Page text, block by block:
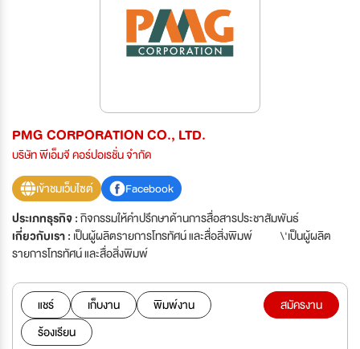
PMG CORPORATION CO., LTD.
บริษัท พีเอ็มจี คอร์ปอเรชั่น จำกัด
เข้าชมเว็บไซต์
Facebook
ประเภทธุรกิจ :กิจกรรมให้คำปรึกษาด้านการสื่อสารประชาสัมพันธ์
เกี่ยวกับเรา : เป็นผู้ผลิตรายการโทรทัศน์ และสื่อสิ่งพิมพ์ \'เป็นผู้ผลิต
รายการโทรทัศน์ และสื่อสิ่งพิมพ์
แชร์ เก็บงาน
พิมพ์งาน
ร้องเรียน
สมัครงาน